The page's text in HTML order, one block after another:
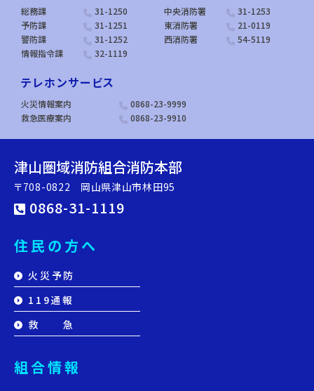
総務課 31-1250 中央消防署
31-1253
予防課
31-1251 東消防署
21-0119
警防課
31-1252 西消防署
54-5119
情報指令課
32-1119
テレホンサービス
火災情報案内
0868-23-9999
救急医療案内
0868-23-9910
津山圏域消防組合消防本部
〒708-0822 岡山県津山市林田95
0868-31-1119
住民の方へ
火災予防
119通報
救 急
組合情報